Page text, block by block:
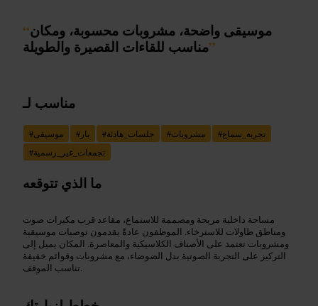
“موسيقى واضحة، مشروبات محسوبة، ومكان
مناسب للقاءات القصيرة والطويلة”
مناسب لـ
#موسيقى # بار #جلسات_هادئة #مشروبات #تجربة_سماع
#تجمعات_غير_رسمية
ما الذي تتوقعه
مساحة داخلية مريحة ومصممة للاستماع، مقاعد قرب مكبرات صوت
ومناطق طاولات للاسترخاء. الموظفون عادةً يقدمون توصيات موسيقية
ومشروبات تعتمد على الأصناف الكلاسيكية والمعاصرة. المكان يميل إلى
التركيز على التجربة الصوتية بدل الضوضاء، مع مشروبات وقوائم خفيفة
تناسب الموقف.